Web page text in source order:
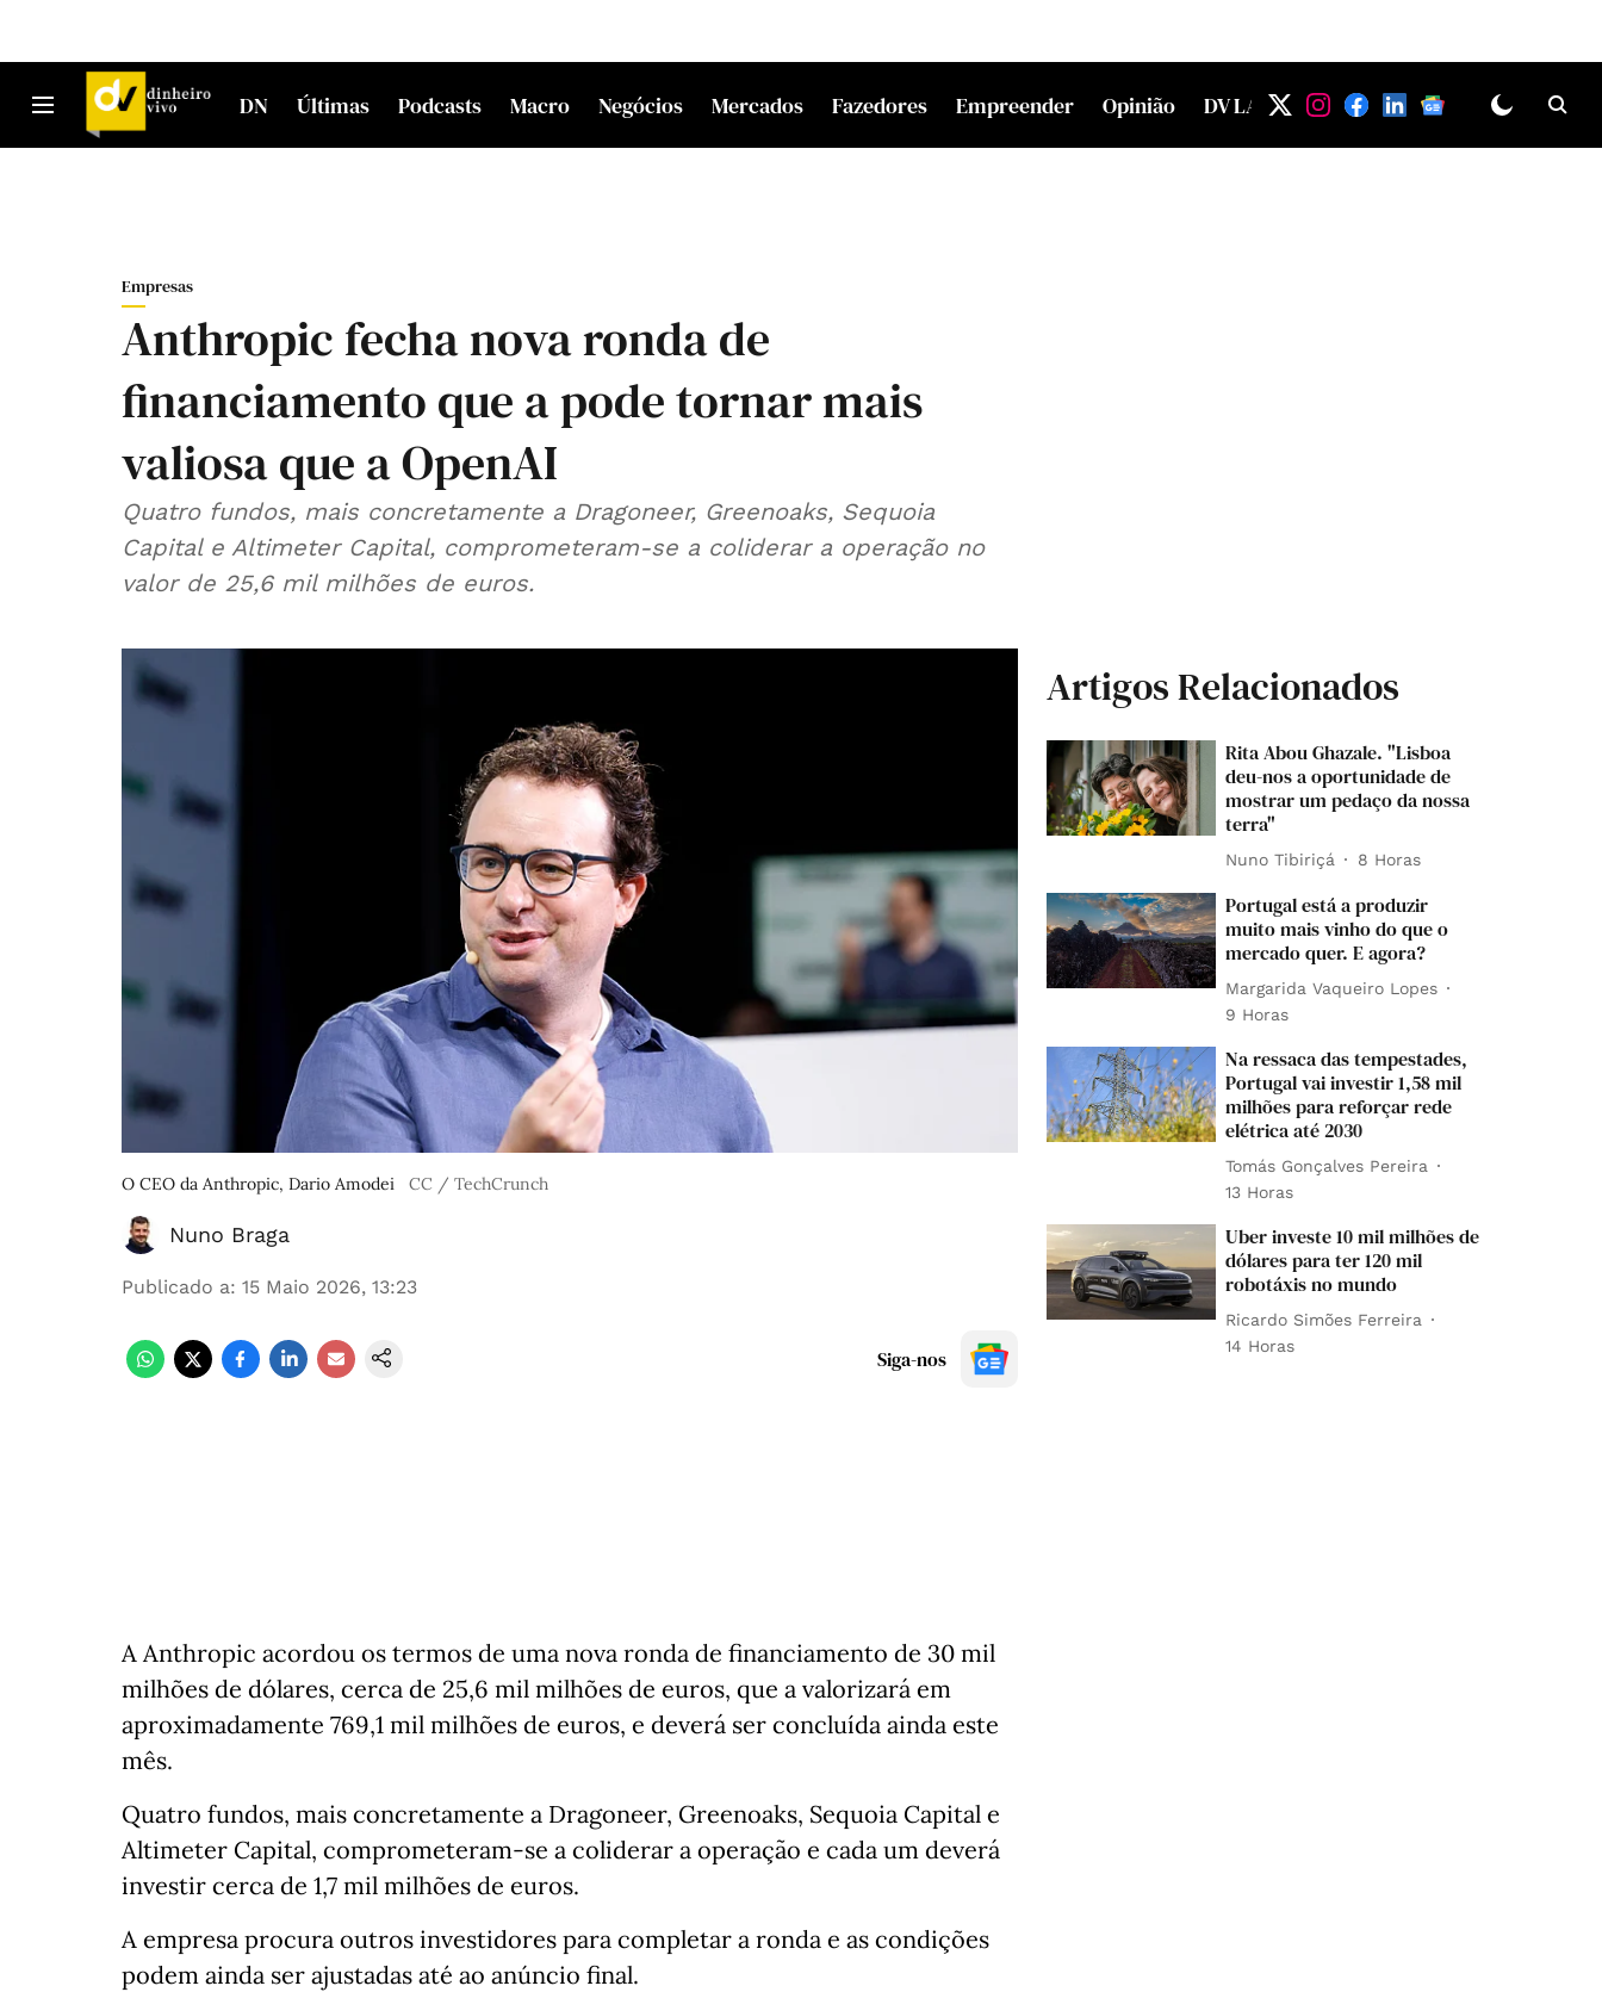
DN Últimas Podcasts Macro Negócios Mercados Fazedores Empreender Opinião DV LAB
Empresas
Anthropic fecha nova ronda de
financiamento que a pode tornar mais
valiosa que a OpenAI
Quatro fundos, mais concretamente a Dragoneer, Greenoaks, Sequoia
Capital e Altimeter Capital, comprometeram‑se a coliderar a operação no
valor de 25,6 mil milhões de euros.
O CEO da Anthropic, Dario Amodei CC / TechCrunch
Nuno Braga
Publicado a: 15 Maio 2026, 13:23
Siga-nos
A Anthropic acordou os termos de uma nova ronda de financiamento de 30 mil
milhões de dólares, cerca de 25,6 mil milhões de euros, que a valorizará em
aproximadamente 769,1 mil milhões de euros, e deverá ser concluída ainda este
mês.
Quatro fundos, mais concretamente a Dragoneer, Greenoaks, Sequoia Capital e
Altimeter Capital, comprometeram‑se a coliderar a operação e cada um deverá
investir cerca de 1,7 mil milhões de euros.
A empresa procura outros investidores para completar a ronda e as condições
podem ainda ser ajustadas até ao anúncio final.
Artigos Relacionados
Rita Abou Ghazale. "Lisboa
deu-nos a oportunidade de
mostrar um pedaço da nossa
terra"
Nuno Tibiriçá 8 Horas
Portugal está a produzir
muito mais vinho do que o
mercado quer. E agora?
Margarida Vaqueiro Lopes
9 Horas
Na ressaca das tempestades,
Portugal vai investir 1,58 mil
milhões para reforçar rede
elétrica até 2030
Tomás Gonçalves Pereira
13 Horas
Uber investe 10 mil milhões de
dólares para ter 120 mil
robotáxis no mundo
Ricardo Simões Ferreira
14 Horas